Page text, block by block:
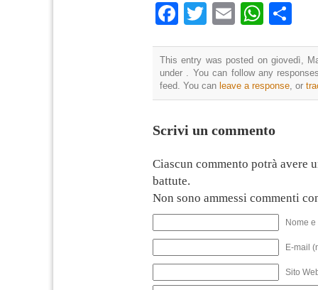
Facebook
TwitterEmail
This entry was posted on giovedì,
under . You can follow any
feed. You can leave a response, or
Scrivi un commento
Ciascun commento potrà avere
battute.
Non sono ammessi commenti
Nome
E-mail
Sito